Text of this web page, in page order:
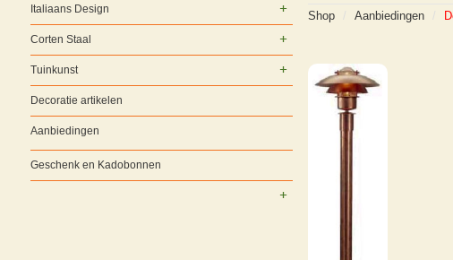
Shop Aanbiedingen
Italiaans Design
Corten Staal
Tuinkunst
Decoratie artikelen
Aanbiedingen
Geschenk en Kadobonnen